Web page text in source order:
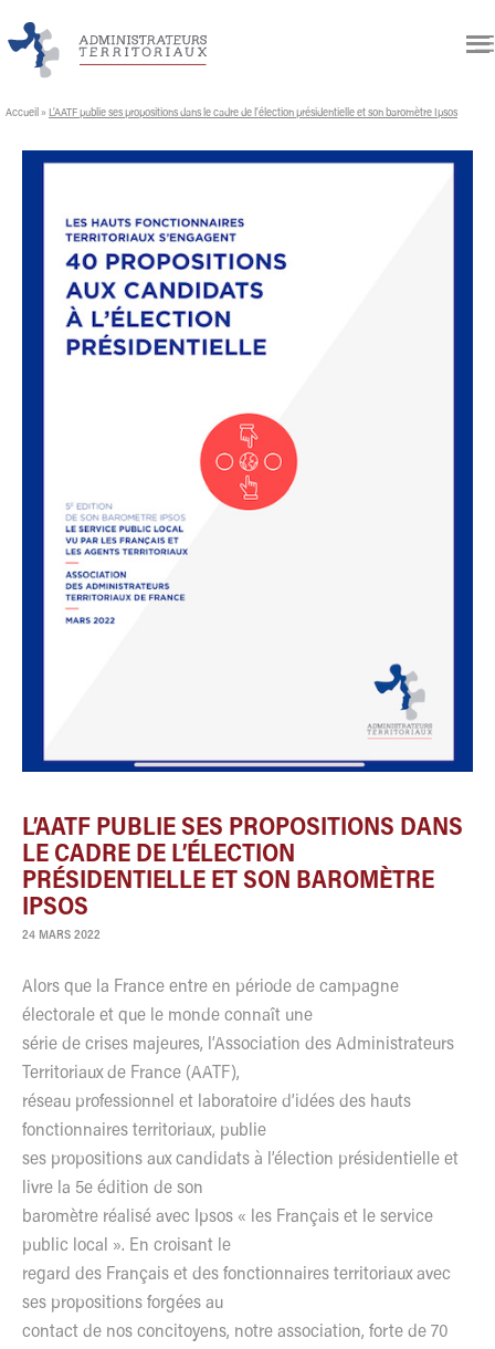
Accueil » L’AATF publie ses propositions dans le cadre de l’élection présidentielle et son baromètre Ipsos
L’AATF PUBLIE SES PROPOSITIONS DANS
LE CADRE DE L’ÉLECTION
PRÉSIDENTIELLE ET SON BAROMÈTRE
IPSOS
24 MARS 2022
Alors que la France entre en période de campagne
électorale et que le monde connaît une
série de crises majeures, l’Association des Administrateurs
Territoriaux de France (AATF),
réseau professionnel et laboratoire d’idées des hauts
fonctionnaires territoriaux, publie
ses propositions aux candidats à l’élection présidentielle et
livre la 5e édition de son
baromètre réalisé avec Ipsos « les Français et le service
public local ». En croisant le
regard des Français et des fonctionnaires territoriaux avec
ses propositions forgées au
contact de nos concitoyens, notre association, forte de 70